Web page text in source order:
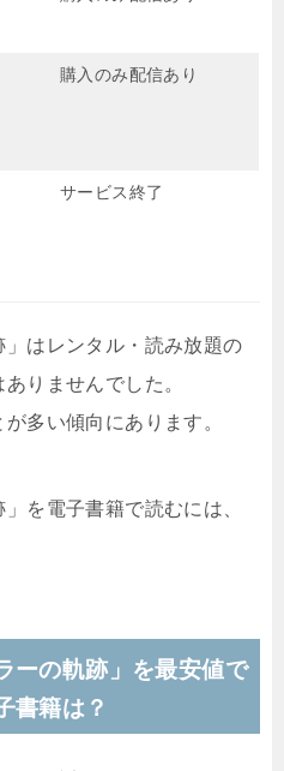
購入のみ配信あり
サービス終了
」はレンタル・読み放題の
りませんでした。
多い傾向にあります。
を電子書籍で読むには、
ーの軌跡」を最安値で
書籍は？